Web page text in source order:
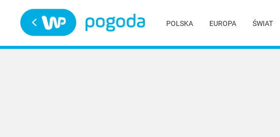
POLSKA EUROPA ŚWIAT